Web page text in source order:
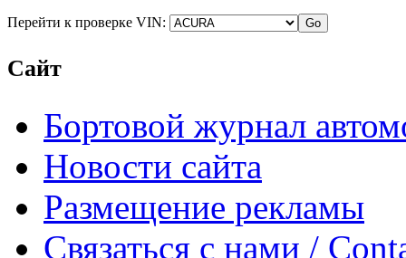
Перейти к проверке VIN:
Сайт
Бортовой журнал
Новости сайта
Размещение рекламы
Связаться с нами /